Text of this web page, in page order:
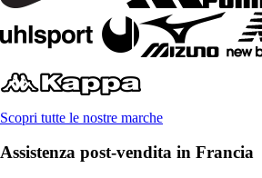
Scopri tutte le nostre marche
Assistenza post-vendita in Francia